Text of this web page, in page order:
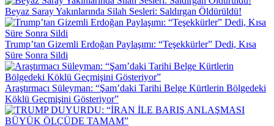
Beyaz Saray Yakınlarında Silah Sesleri: Saldırgan Öldürüldü!
Trump’tan Gizemli Erdoğan Paylaşımı: “Teşekkürler” Dedi, Kısa
Süre Sonra Sildi
Araştırmacı Süleyman: “Şam’daki Tarihi Belge Kürtlerin Bölgedeki
Köklü Geçmişini Gösteriyor”